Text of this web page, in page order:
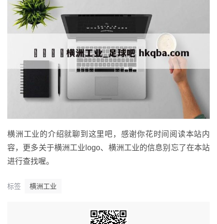
横洲工业的介绍就聊到这里吧，感谢你花时间阅读本站内
容，更多关于横洲工业logo、横洲工业的信息别忘了在本站
进行查找喔。
标签 横洲工业